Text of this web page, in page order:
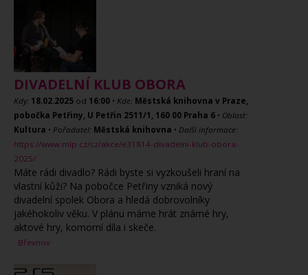
DIVADELNÍ KLUB OBORA
Kdy: 18.02.2025 od 16:00 • Kde: Městská knihovna v Praze,
pobočka Petřiny, U Petřin 2511/1, 160 00 Praha 6 • Oblast:
Kultura • Pořadatel: Městská knihovna • Další informace:
https://www.mlp.cz/cz/akce/e31814-divadelni-klub-obora-
2025/
Máte rádi divadlo? Rádi byste si vyzkoušeli hraní na
vlastní kůži? Na pobočce Petřiny vzniká nový
divadelní spolek Obora a hledá dobrovolníky
jakéhokoliv věku. V plánu máme hrát známé hry,
aktové hry, komorní díla i skeče.
Břevnov